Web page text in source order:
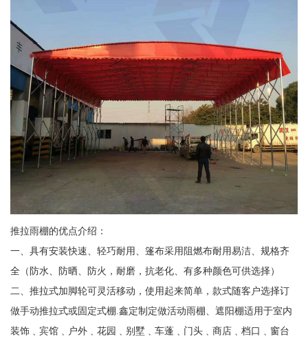
推拉雨棚的优点介绍：
一、具有安装快速、轻巧耐用、篷布采用阻燃布耐用易洁、规格齐
全（防水、防晒、防火，耐磨，抗老化、有多种颜色可供选择）
二、推拉式加脚轮可灵活移动，使用起来简单，款式随客户选择订
做手动推拉式或固定式棚.鑫定制定做活动雨棚、遮阳棚适用于室内
装饰﹑宾馆﹑户外﹑花园﹑别墅﹑车蓬﹑门头﹑商店﹑档口﹑窗台